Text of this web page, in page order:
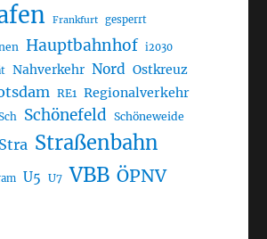
Frankfurt gesperrt
Hauptbahnhof i2030
Nahverkehr Nord Ostkreuz
RE1 Regionalverkehr
Schönefeld Schöneweide
Stra Straßenbahn
U5 U7 VBB ÖPNV